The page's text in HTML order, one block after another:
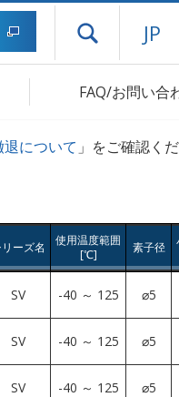
ドロワー
JP
FAQ/お問い合
について 」をご確認くだ
ーズ名
使用温度範囲
[℃]
素子径
SV -40 ～ 125 ⌀5
SV -40 ～ 125 ⌀5
SV -40 ～ 125 ⌀5